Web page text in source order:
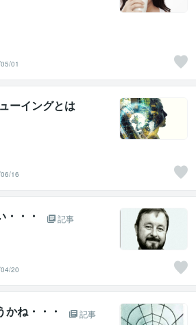
01
ーイングとは
16
・・
記事
20
ね・・・
記事